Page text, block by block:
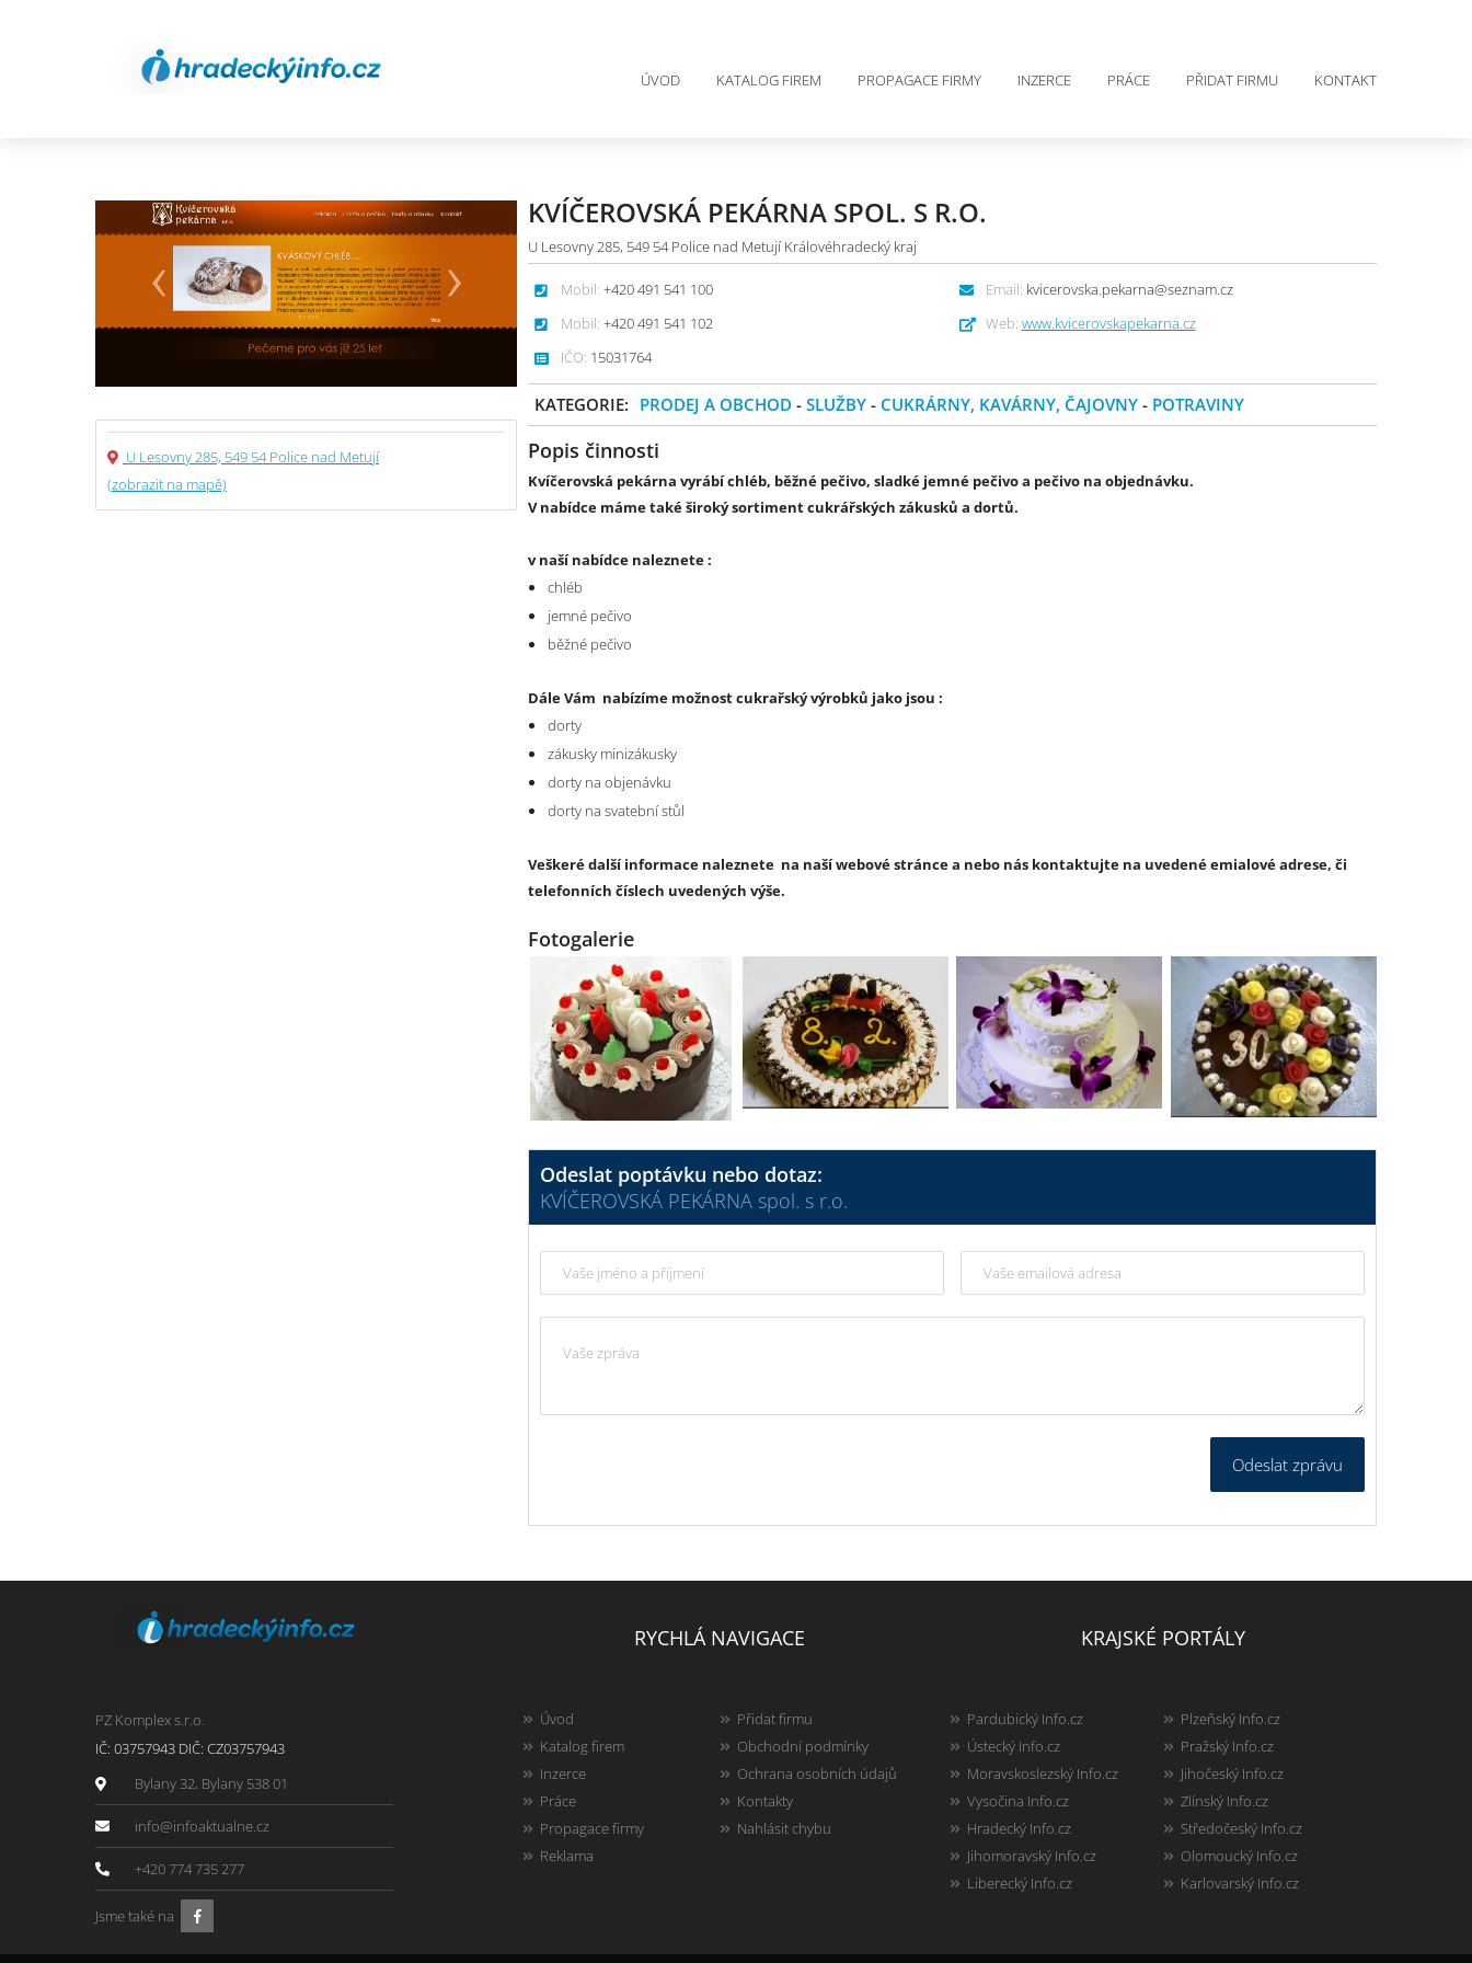
ÚVOD KATALOG FIREM PROPAGACE FIRMY INZERCE PRÁCE PŘIDAT FIRMU KONTAKT
KVÍČEROVSKÁ PEKÁRNA SPOL. S R.O.
U Lesovny 285, 549 54 Police nad Metují Královéhradecký kraj
Mobil: +420 491 541 100
Mobil: +420 491 541 102
IČO: 15031764
Email: kvicerovska.pekarna@seznam.cz
Web: www.kvicerovskapekarna.cz
KATEGORIE: PRODEJ A OBCHOD -SLUŽBY - CUKRÁRNY, KAVÁRNY, ČAJOVNY - POTRAVINY
Popis činnosti
Kvíčerovská pekárna vyrábí chléb, běžné pečivo, sladké jemné pečivo a pečivo na objednávku.
V nabídce máme také široký sortiment cukrářských zákusků a dortů.
v naší nabídce naleznete :
chléb
jemné pečivo
běžné pečivo
Dále Vám nabízíme možnost cukrařský výrobků jako jsou :
dorty
zákusky minizákusky
dorty na objenávku
dorty na svatební stůl
Veškeré další informace naleznete na naší webové stránce a nebo nás kontaktujte na uvedené emialové adrese, či
telefonních číslech uvedených výše.
Fotogalerie
Odeslat poptávku nebo dotaz:
KVÍČEROVSKÁ PEKÁRNA spol. s r.o.
Odeslat zprávu
U Lesovny 285, 549 54 Police nad Metují
(zobrazit na mapě)
PZ Komplex s.r.o.
IČ: 03757943 DIČ: CZ03757943
Bylany 32, Bylany 538 01
info@infoaktualne.cz
+420 774 735 277
Jsme také na
RYCHLÁ NAVIGACE
Úvod
Katalog firem
Inzerce
Práce
Propagace firmy
Reklama
Přidat firmu
Obchodní podmínky
Ochrana osobních údajů
Kontakty
Nahlásit chybu
KRAJSKÉ PORTÁLY
Pardubický Info.cz
Ústecký Info.cz
Moravskoslezský Info.cz
Vysočina Info.cz
Hradecký Info.cz
Jihomoravský Info.cz
Liberecký Info.cz
Plzeňský Info.cz
Pražský Info.cz
Jihočeský Info.cz
Zlínský Info.cz
Středočeský Info.cz
Olomoucký Info.cz
Karlovarský Info.cz